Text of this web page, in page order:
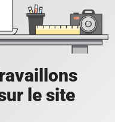
le site